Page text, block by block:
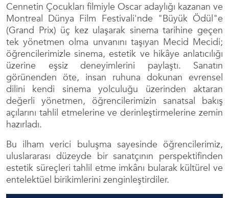
Cennetin Çocukları filmiyle Oscar adaylığı kazanan ve
Montreal Dünya Film Festivali'nde "Büyük Ödül"e
(Grand Prix) üç kez ulaşarak sinema tarihine geçen
tek yönetmen olma unvanını taşıyan Mecid Mecidi;
öğrencilerimizle sinema, estetik ve hikâye anlatıcılığı
üzerine eşsiz deneyimlerini paylaştı. Sanatın
görünenden öte, insan ruhuna dokunan evrensel
dilini kendi sinema yolculuğu üzerinden aktaran
değerli yönetmen, öğrencilerimizin sanatsal bakış
açılarını tahlil etmelerine ve derinleştirmelerine zemin
hazırladı.
Bu ilham verici buluşma sayesinde öğrencilerimiz,
uluslararası düzeyde bir sanatçının perspektifinden
estetik süreçleri tahlil etme imkânı bularak kültürel ve
entelektüel birikimlerini zenginleştirdiler.